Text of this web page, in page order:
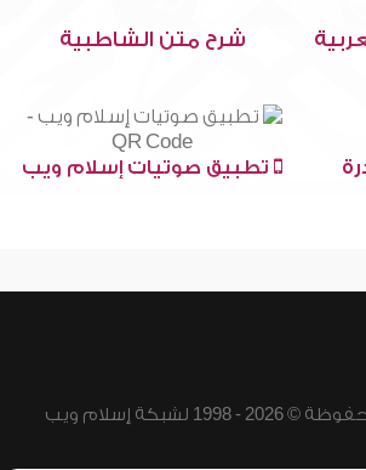
شرح متن الشاطبية
تطبيق صوتيات إسلام ويب
لشبكة إسلام ويب